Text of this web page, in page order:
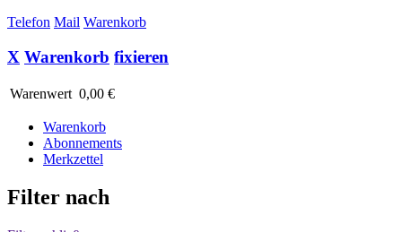
Telefon Mail Warenkorb
X Warenkorb fixieren
Warenwert 0,00 €
Warenkorb
Abonnements
Merkzettel
Filter nach